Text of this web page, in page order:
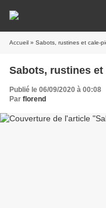
Accueil » Sabots, rustines et cale-
Sabots, rustines et
Publié le 06/09/2020 à 00:08
Par florend